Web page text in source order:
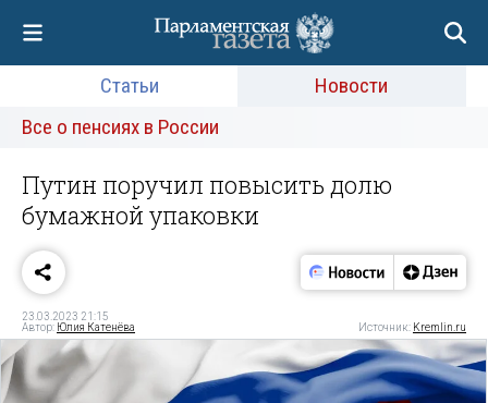
Статьи
Новости
Все о пенсиях в России
Путин поручил повысить долю
бумажной упаковки
23.03.2023 21:15
Автор: Юлия Катенёва Источник: Kremlin.ru